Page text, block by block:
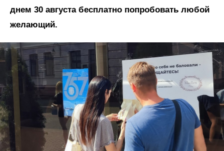
днем 30 августа бесплатно попробовать любой
желающий.